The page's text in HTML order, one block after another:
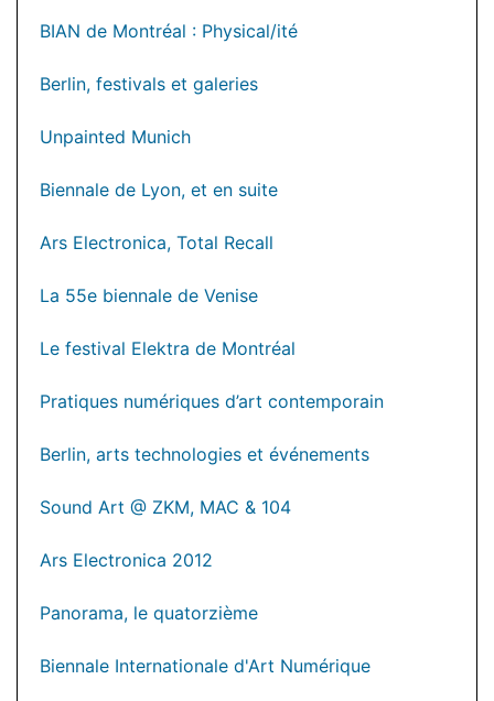
BIAN de Montréal : Physical/ité
Berlin, festivals et galeries
Unpainted Munich
Biennale de Lyon, et en suite
Ars Electronica, Total Recall
La 55e biennale de Venise
Le festival Elektra de Montréal
Pratiques numériques d’art contemporain
Berlin, arts technologies et événements
Sound Art @ ZKM, MAC & 104
Ars Electronica 2012
Panorama, le quatorzième
Biennale Internationale d'Art Numérique